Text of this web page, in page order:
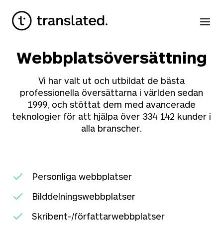
Webbplatsöversättning
Vi har valt ut och utbildat de bästa
professionella översättarna i världen sedan
1999, och stöttat dem med avancerade
teknologier för att hjälpa över 334 142 kunder i
alla branscher.
Personliga webbplatser
Bilddelningswebbplatser
Skribent-/författarwebbplatser